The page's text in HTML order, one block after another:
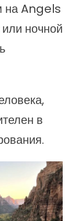
на Angels
ночной
в